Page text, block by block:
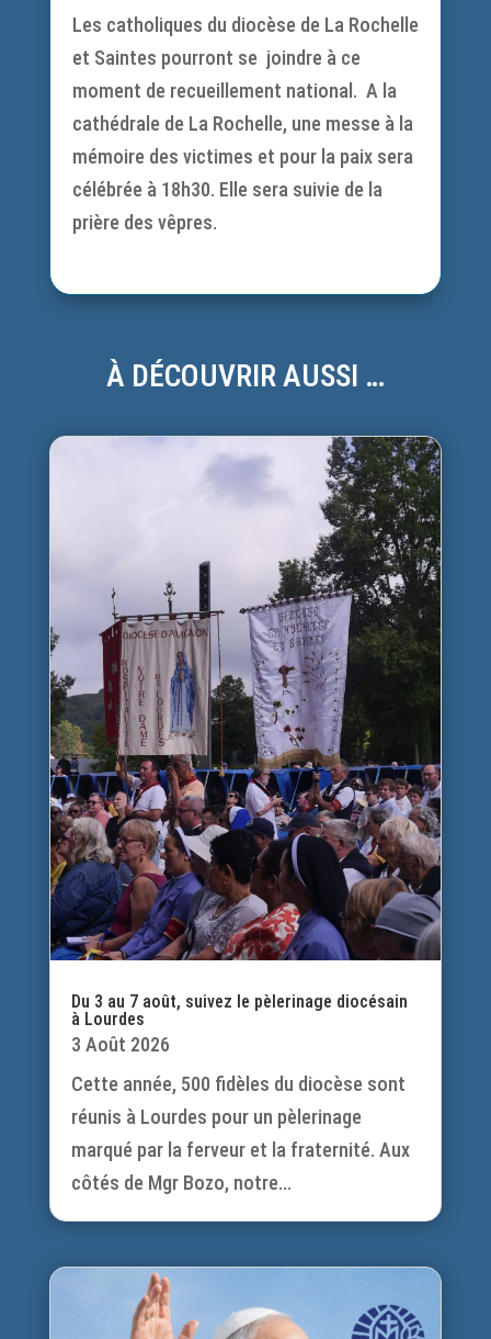
Les catholiques du diocèse de La Rochelle
et Saintes pourront se joindre à ce
moment de recueillement national. A la
cathédrale de La Rochelle, une messe à la
mémoire des victimes et pour la paix sera
célébrée à 18h30. Elle sera suivie de la
prière des vêpres.
À DÉCOUVRIR AUSSI …
Du 3 au 7 août, suivez le pèlerinage diocésain
à Lourdes
3 Août 2026
Cette année, 500 fidèles du diocèse sont
réunis à Lourdes pour un pèlerinage
marqué par la ferveur et la fraternité. Aux
côtés de Mgr Bozo, notre...